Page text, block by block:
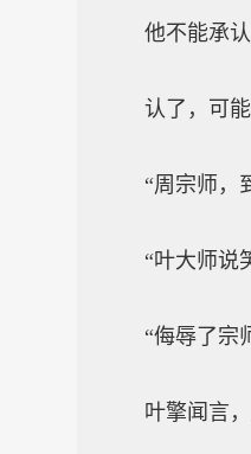
他不能承认
认了，可能
“周宗师，到
“叶大师说笑
“侮辱了宗
叶擎闻言，